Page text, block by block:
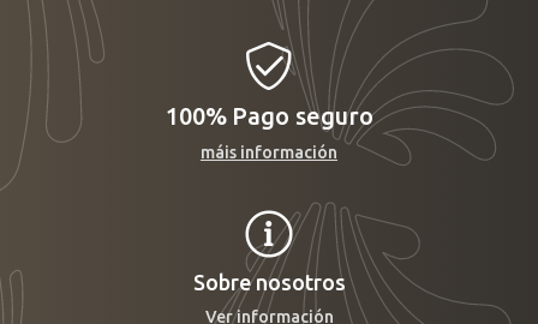
100% Pago seguro
máis información
Sobre nosotros
Ver información